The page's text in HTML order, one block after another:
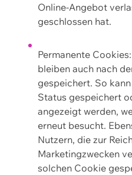
Online-Angebot
geschlossen hat.
Permanente
bleiben auch nach
gespeichert. So
Status gespeichert
angezeigt werden,
erneut besucht.
Nutzern, die zur
Marketingzwecken
solchen Cookie